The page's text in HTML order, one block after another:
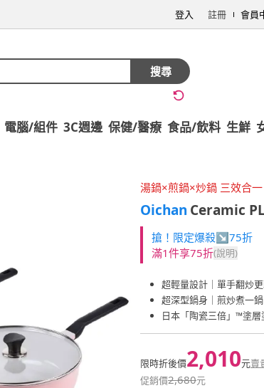
登入 註冊 會員
搜尋
電腦/組件 3C週邊 保健/醫療 食品/飲料 生鮮
湯鍋×煎鍋×炒鍋 三效合一
Oichan Ceramic
搶！限定爆殺↘75折
滿1件享75折(說明)
超輕量設計｜單手翻炒
超深型鍋身｜煎炒煮一
日本「陶瓷三倍」™塗層
限時折後價2,010元賣
促銷價2,680元